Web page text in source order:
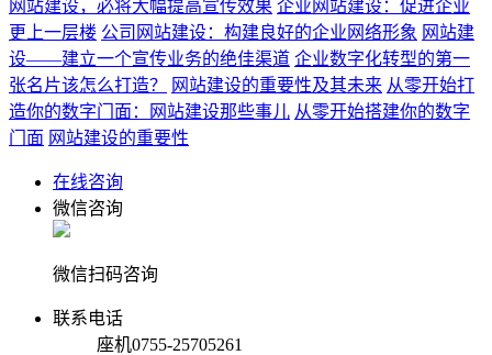
网站建设，必将大幅提高宣传效果 企业网站建设：促进企业
更上一层楼 公司网站建设：构建良好的企业网络形象 网站建
设——建立一个宣传业务的绝佳渠道 企业数字化转型的第一
张名片该怎么打造？
网站建设的重要性及其未来 从零开始打
造你的数字门面：网站建设那些事儿 从零开始搭建你的数字
门面 网站建设的重要性
在线咨询
微信咨询
微信扫码咨询
联系电话
座机0755-25705261